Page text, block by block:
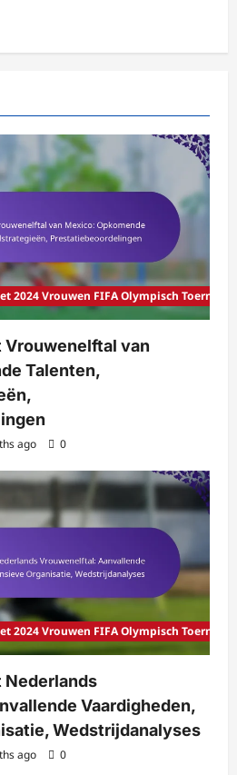
2024 Vrouwen FIFA Olympisch Toernooi
Vrouwenelftal van
Talenten,
ago 0
2024 Vrouwen FIFA Olympisch Toernooi
Nederlands
Vaardigheden,
Wedstrijdanalyses
ago 0